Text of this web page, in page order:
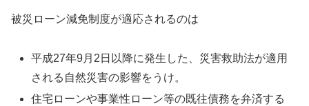
被災ローン減免制度が適応されるのは
平成27年9月2日以降に発生した、災害救助法が適用
される自然災害の影響をうけ。
住宅ローンや事業性ローン等の既往債務を弁済する